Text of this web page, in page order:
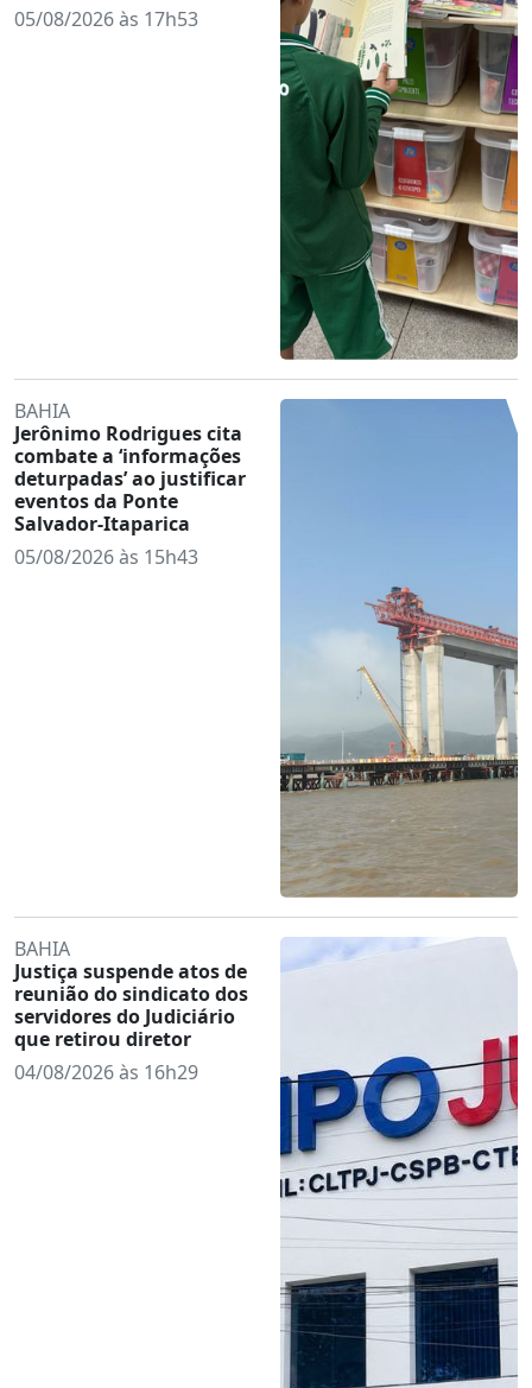
05/08/2026 às 17h53
BAHIA
Jerônimo Rodrigues cita
combate a ‘informações
deturpadas’ ao justificar
eventos da Ponte
Salvador-Itaparica
05/08/2026 às 15h43
BAHIA
Justiça suspende atos de
reunião do sindicato dos
servidores do Judiciário
que retirou diretor
04/08/2026 às 16h29